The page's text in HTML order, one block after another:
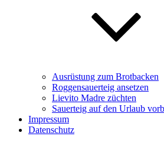
Ausrüstung zum Brotbacken
Roggensauerteig ansetzen
Lievito Madre züchten
Sauerteig auf den Urlaub
Impressum
Datenschutz